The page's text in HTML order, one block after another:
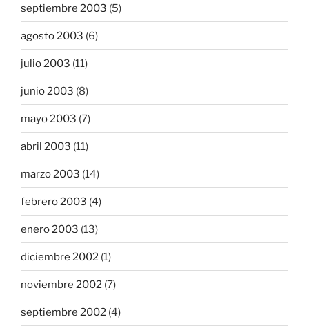
septiembre 2003 (5)
agosto 2003 (6)
julio 2003 (11)
junio 2003 (8)
mayo 2003 (7)
abril 2003 (11)
marzo 2003 (14)
febrero 2003 (4)
enero 2003 (13)
diciembre 2002 (1)
noviembre 2002 (7)
septiembre 2002 (4)